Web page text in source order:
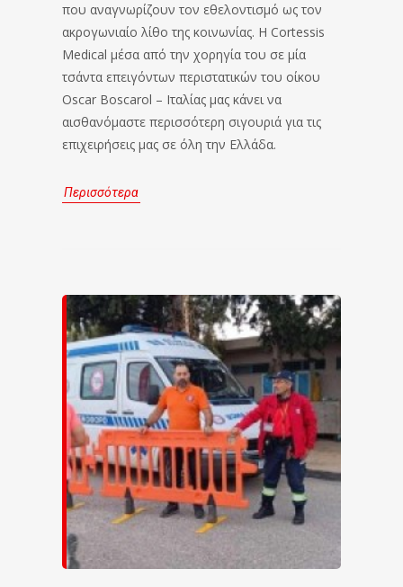
που αναγνωρίζουν τον εθελοντισμό ως τον
ακρογωνιαίο λίθο της κοινωνίας. Η Cortessis
Medical μέσα από την χορηγία του σε μία
τσάντα επειγόντων περιστατικών του οίκου
Oscar Boscarol – Ιταλίας μας κάνει να
αισθανόμαστε περισσότερη σιγουριά για τις
επιχειρήσεις μας σε όλη την Ελλάδα.
Περισσότερα